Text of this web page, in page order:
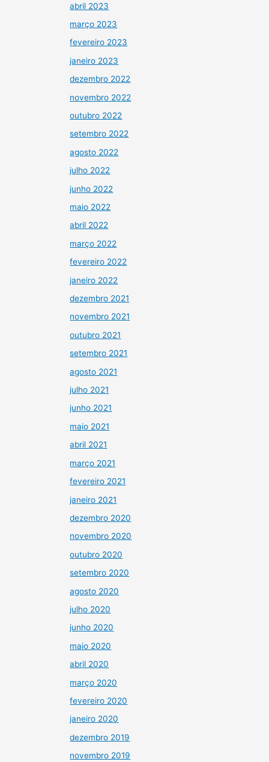
abril 2023
março 2023
fevereiro 2023
janeiro 2023
dezembro 2022
novembro 2022
outubro 2022
setembro 2022
agosto 2022
julho 2022
junho 2022
maio 2022
abril 2022
março 2022
fevereiro 2022
janeiro 2022
dezembro 2021
novembro 2021
outubro 2021
setembro 2021
agosto 2021
julho 2021
junho 2021
maio 2021
abril 2021
março 2021
fevereiro 2021
janeiro 2021
dezembro 2020
novembro 2020
outubro 2020
setembro 2020
agosto 2020
julho 2020
junho 2020
maio 2020
abril 2020
março 2020
fevereiro 2020
janeiro 2020
dezembro 2019
novembro 2019